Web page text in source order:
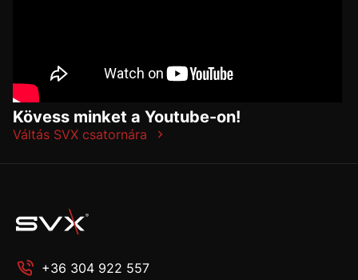
Kövess minket a Youtube-on!
Váltás SVX csatornára
+36 304 922 557